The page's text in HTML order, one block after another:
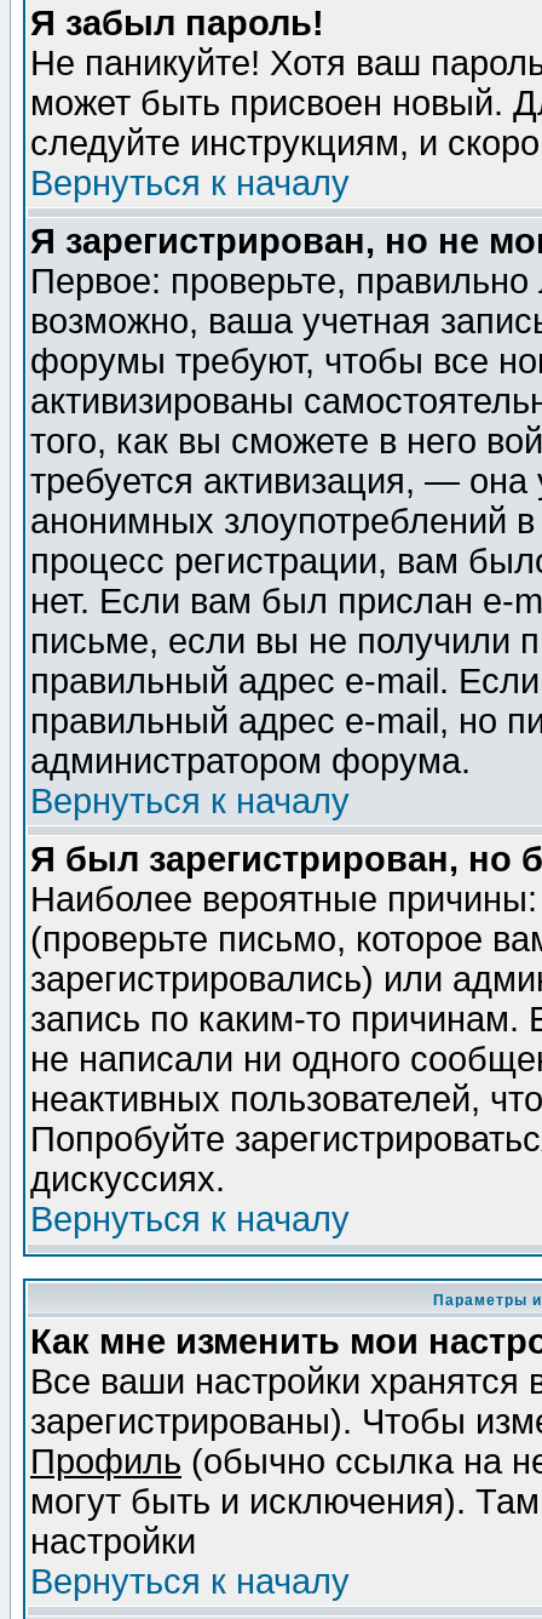
Я забыл пароль!
Не паникуйте! Хотя ваш
может быть присвоен новый.
следуйте инструкциям, и
Вернуться к началу
Я зарегистрирован, но не
Первое: проверьте,
возможно, ваша учетная
форумы требуют, чтобы все
активизированы
того, как вы сможете в него
требуется активизация, —
анонимных злоупотреблений
процесс регистрации, вам
нет. Если вам был прислан e-
письме, если вы не получили
правильный адрес e-mail.
правильный адрес e-mail, но
администратором форума.
Вернуться к началу
Я был зарегистрирован, но
Наиболее вероятные
(проверьте письмо, которое
зарегистрировались) или
запись по каким-то
не написали ни одного
неактивных пользователей,
Попробуйте
дискуссиях.
Вернуться к началу
Параметры
Как мне изменить мои
Все ваши настройки
зарегистрированы). Чтобы
Профиль (обычно ссылка на
могут быть и исключения).
настройки
Вернуться к началу